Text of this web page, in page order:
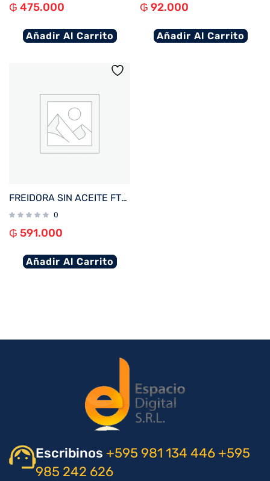
₲ 475.000
Añadir Al Carrito
₲ 92.000
Añadir Al Carrito
FREIDORA SIN ACEITE FTX AF2-08V1 ELITE 8L 1800W 220V NEG%2FACERO INOX DIGITAL
0
₲ 591.000
Añadir Al Carrito
Escribinos +595 981 134 446 +595
985 242 626